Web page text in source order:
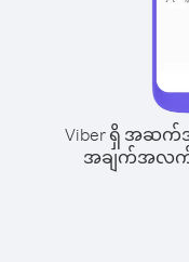
Viber ရှိ အဆက်
အချက်အလက် မ